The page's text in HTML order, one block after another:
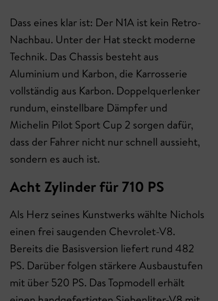
Dass eines klar ist: Der N1A ist kein Retro-
Nachbau. Unter der Hat steckt moderne
Technik. Das Chassis besteht aus
Aluminium und Karbon, die Karrosserie
vollständig aus Karbon. Doppelquerlenker
rundum, einstellbare Dämpfer und
Michelin Pilot Sport Cup 2 sorgen dafür,
dass der Fahrer nicht nur schnell aussieht,
sondern es auch ist.
Acht Zylinder für 710 PS
Als Herz seines Kunstwerks wählte Nichols
einen frei saugenden Chevrolet-V8.
Bereits die Basisversion liefert rund 482
PS. Darüber folgen stärkere Ausbaustufen
mit über 520 PS. Das Topmodell erhält